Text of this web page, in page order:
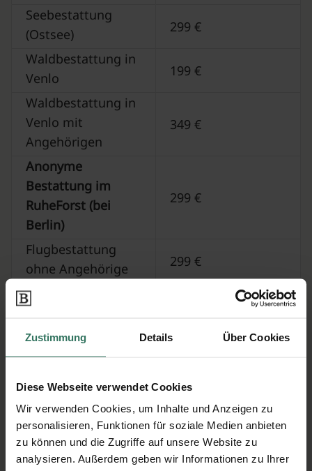
Zustimmung Details Über Cookies
Diese Webseite verwendet Cookies
Wir verwenden Cookies, um Inhalte und Anzeigen zu
personalisieren, Funktionen für soziale Medien anbieten
zu können und die Zugriffe auf unsere Website zu
analysieren. Außerdem geben wir Informationen zu Ihrer
Seebestattung
(Ostsee)
299 €
Waldbestattung in
Venlo
199 €
Waldbestattung in
Venlo mit
Angehörigen
349 €
Anonyme
Bestattung im
RuheForst (bei
Berlin)
299 €
Flugbestattung
ohne Angehörige
299 €
Urne zu Hause
Dünenbestattung
ohne Angehörige
Beisetzung auf
Friedhof Ihrer Wahl
variiert; abhängig
von den lokalen
Friedhofsgebühren